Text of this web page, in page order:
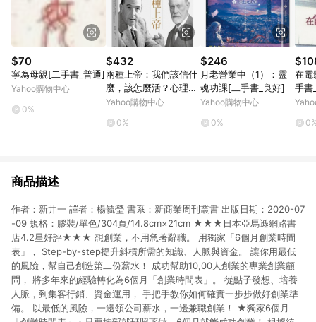
$70
寧為母親[二手書_普通]
Yahoo購物中心
0%
$432
兩種上帝：我們該信什
麼，該怎麼活？心理學
家佛洛伊德與文學家路
書_良好]
Yahoo購物中心
0%
$246
月老營業中（1）：靈
魂功課[二手書_良好]
Yahoo購物中心
0%
在電
手書
商品描述
作者：新井一 譯者：楊毓瑩 書系：新商業周刊叢書 出版日期：2020-07
-09 規格：膠裝/單色/304頁/14.8cm×21cm ★★★日本亞馬遜網路書
店4.2星好評★★★ 想創業，不用急著辭職。 用獨家「6個月創業時間
表」， Step-by-step提升斜槓所需的知識、人脈與資金。 讓你用最低
的風險，幫自己創造第二份薪水！ 成功幫助10,00人創業的專業創業顧
問， 將多年來的經驗轉化為6個月「創業時間表」。 從點子發想、培養
人脈，到集客行銷、資金運用， 手把手教你如何確實一步步做好創業準
備。 以最低的風險，一邊領公司薪水，一邊兼職創業！ ★獨家6個月